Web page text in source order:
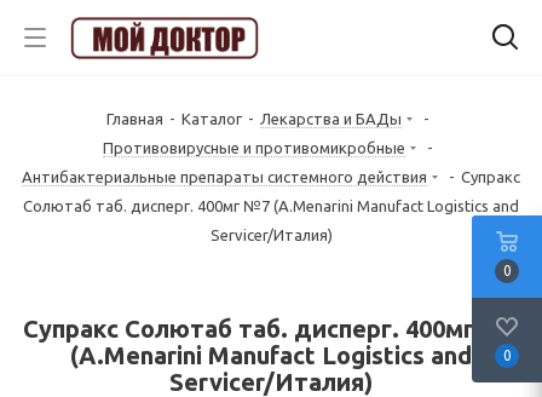
Главная - Каталог - Лекарства и БАДы
-
Противовирусные и противомикробные
-
Антибактериальные препараты системного действия
- Супракс
Солютаб таб. дисперг. 400мг №7 (A.Menarini Manufact Logistics and
Servicer/Италия)
Супракс Солютаб таб. дисперг. 400мг №7
(A.Menarini Manufact Logistics and
Servicer/Италия)
0
0